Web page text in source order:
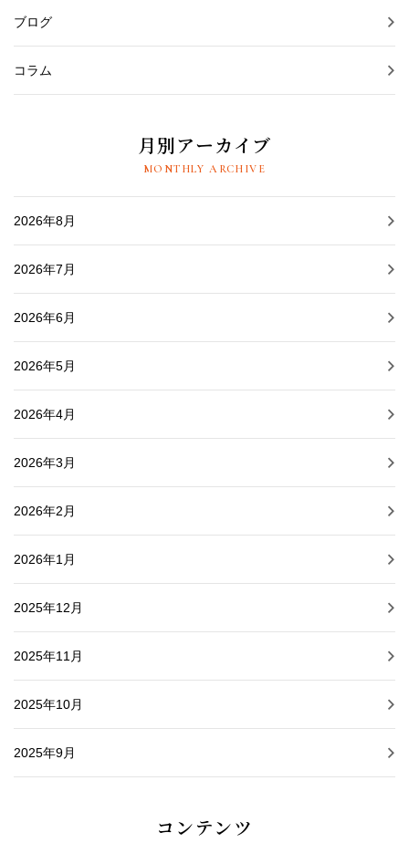
ブログ
コラム
月別アーカイブ
MONTHLY ARCHIVE
2026年8月
2026年7月
2026年6月
2026年5月
2026年4月
2026年3月
2026年2月
2026年1月
2025年12月
2025年11月
2025年10月
2025年9月
コンテンツ